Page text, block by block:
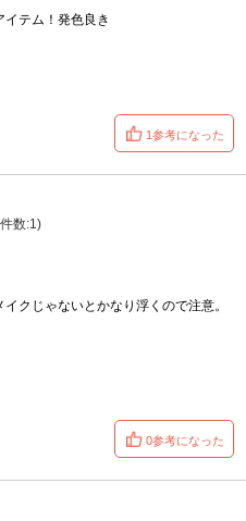
テム！発色良き
1参考になった
数:1)
クじゃないとかなり浮くので注意。
0参考になった